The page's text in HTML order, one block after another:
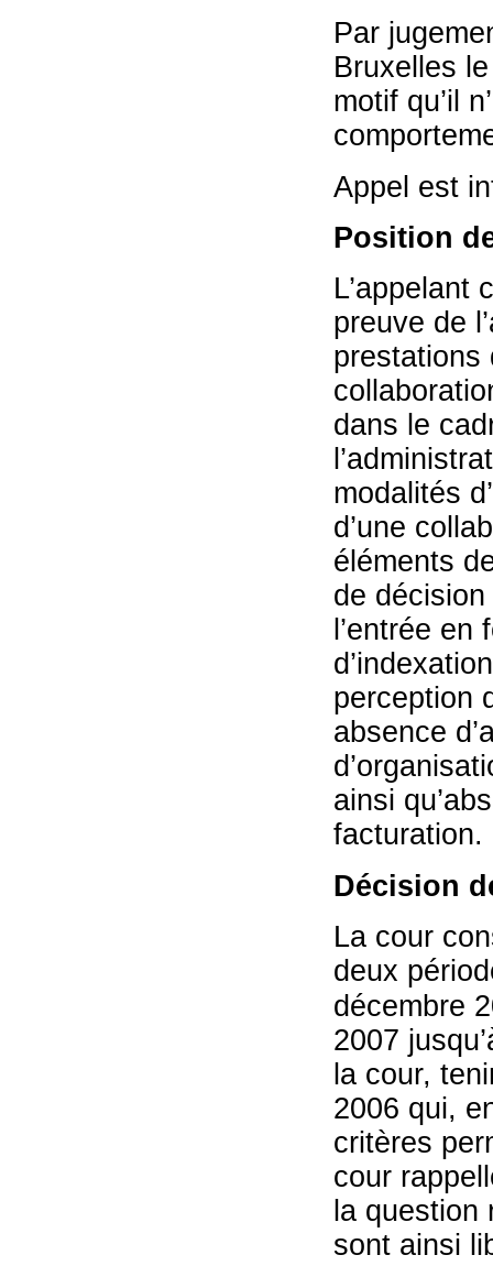
Par
Bruxelles
motif qu’il
Appel est
Position
L’appelant
preuve de
prestations
dans le
modalités
d’une
éléments
de
l’entrée
perception
absence
ainsi
facturation.
Décision
La cour
deux
décembre
2007
la cour,
2006 qui,
critères
cour
la
sont ainsi